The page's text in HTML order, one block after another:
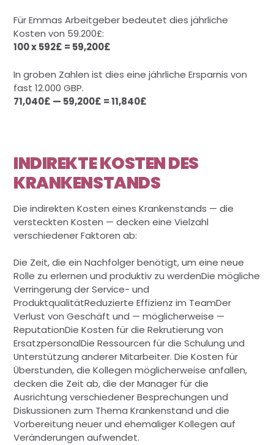
Für Emmas Arbeitgeber bedeutet dies jährliche
Kosten von 59.200£:
100 x 592£ = 59,200£
In groben Zahlen ist dies eine jährliche Ersparnis von
fast 12.000 GBP.
71,040£ — 59,200£ = 11,840£
INDIREKTE KOSTEN DES
KRANKENSTANDS
Die indirekten Kosten eines Krankenstands — die
versteckten Kosten — decken eine Vielzahl
verschiedener Faktoren ab:
Die Zeit, die ein Nachfolger benötigt, um eine neue
Rolle zu erlernen und produktiv zu werdenDie mögliche
Verringerung der Service- und
ProduktqualitätReduzierte Effizienz im TeamDer
Verlust von Geschäft und — möglicherweise —
ReputationDie Kosten für die Rekrutierung von
ErsatzpersonalDie Ressourcen für die Schulung und
Unterstützung anderer Mitarbeiter. Die Kosten für
Überstunden, die Kollegen möglicherweise anfallen,
decken die Zeit ab, die der Manager für die
Ausrichtung verschiedener Besprechungen und
Diskussionen zum Thema Krankenstand und die
Vorbereitung neuer und ehemaliger Kollegen auf
Veränderungen aufwendet.